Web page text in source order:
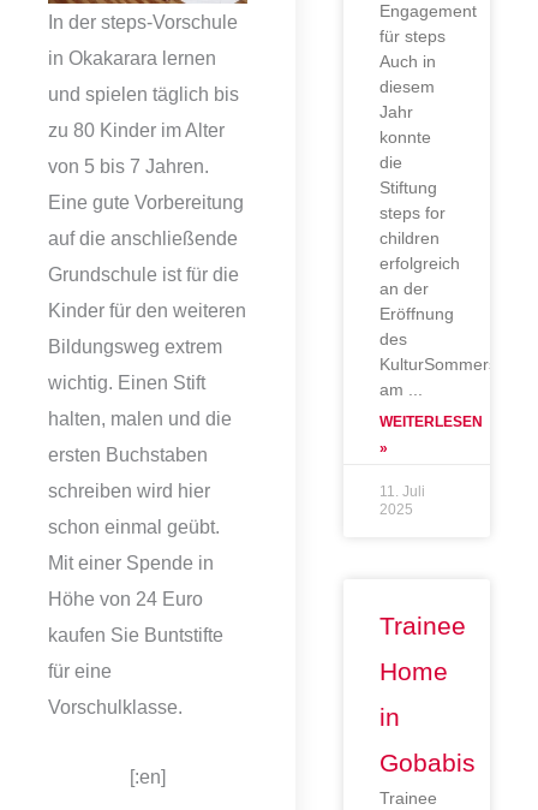
In der steps-Vorschule
in Okakarara lernen
und spielen täglich bis
zu 80 Kinder im Alter
von 5 bis 7 Jahren.
Eine gute Vorbereitung
auf die anschließende
Grundschule ist für die
Kinder für den weiteren
Bildungsweg extrem
wichtig. Einen Stift
halten, malen und die
ersten Buchstaben
schreiben wird hier
schon einmal geübt.
Mit einer Spende in
Höhe von 24 Euro
kaufen Sie Buntstifte
für eine
Vorschulklasse.
[:en]
Engagement
für steps
Auch in
diesem
Jahr
konnte
die
Stiftung
steps for
children
erfolgreich
an der
Eröffnung
des
KulturSommers
am
WEITERLESEN
»
11. Juli
2025
Trainee
Home
in
Gobabis
Trainee